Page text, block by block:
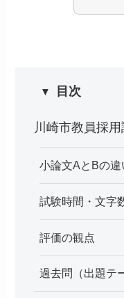
目次
川崎市教員採
小論文AとBの違
試験時間・文字
評価の観点
過去問（出題テ